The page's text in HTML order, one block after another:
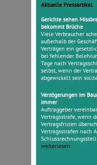
Aktuelle Pressartikel
Gerichte sehen
bekommt Brüche
Viele Verbraucher
außerhalb der
Verträgen ein
bei fehlender
Tage nach
selbst, wenn der
abgewickelt sein
Verzögerungen im
immer
Auftraggeber
Vertragsstrafe, wenn
Vertragsfristen
Vertragsstrafen nach
weiterlesen